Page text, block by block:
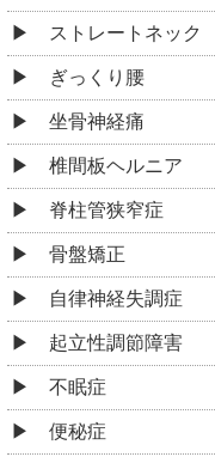
ストレートネック
ぎっくり腰
坐骨神経痛
椎間板ヘルニア
脊柱管狭窄症
骨盤矯正
自律神経失調症
起立性調節障害
不眠症
便秘症